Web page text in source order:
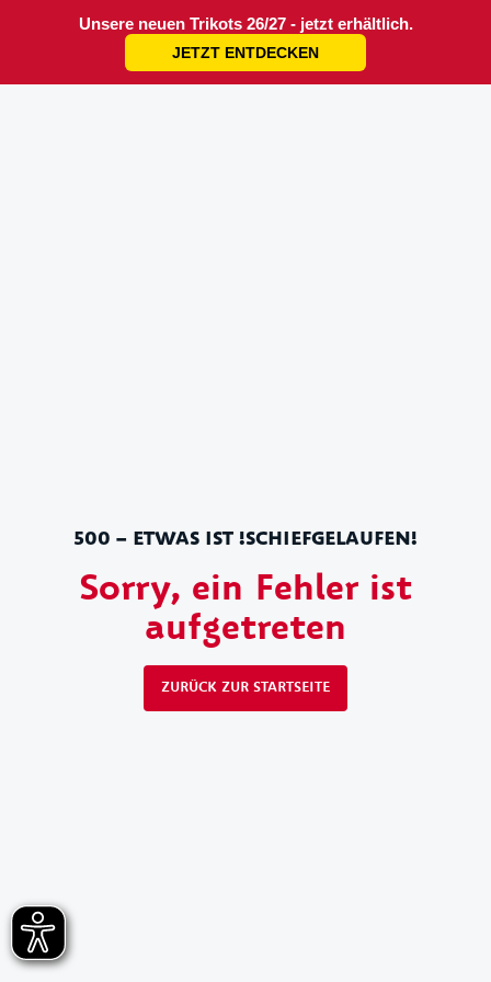
Unsere neuen Trikots 26/27 - jetzt erhältlich.
JETZT ENTDECKEN
500 – ETWAS IST !SCHIEFGELAUFEN!
Sorry, ein Fehler ist
aufgetreten
ZURÜCK ZUR STARTSEITE